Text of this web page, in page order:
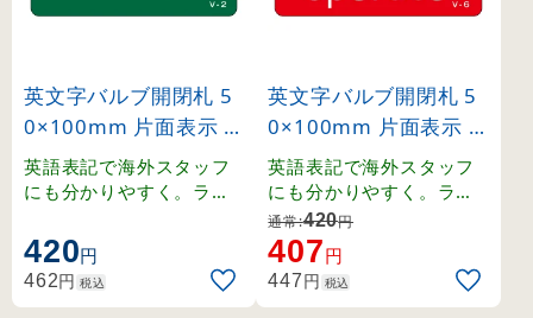
英文字バルブ開閉札 5
0×100mm 片面表示 Cl
ose(緑) (168002)
英語表記で海外スタッフ
にも分かりやすく。ラミ
。
420円
462円 税込
英文字バルブ開閉札 5
0×100mm 片面表示 D
on’t operate(赤) (168
006)
英語表記で海外スタッフ
にも分かりやすく。ラミ
ネート加工の硬質塩ビ製
。
通常:420円
407円
447円 税込